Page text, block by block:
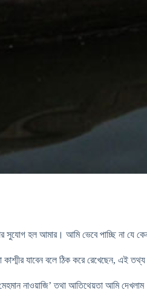
সুযোগ হল আমার। আমি ভেবে পাচ্ছি
যাবেন বলে ঠিক করে রেখেছেন, এই
নাওয়াজি’ তথা আতিথেয়তা আমি